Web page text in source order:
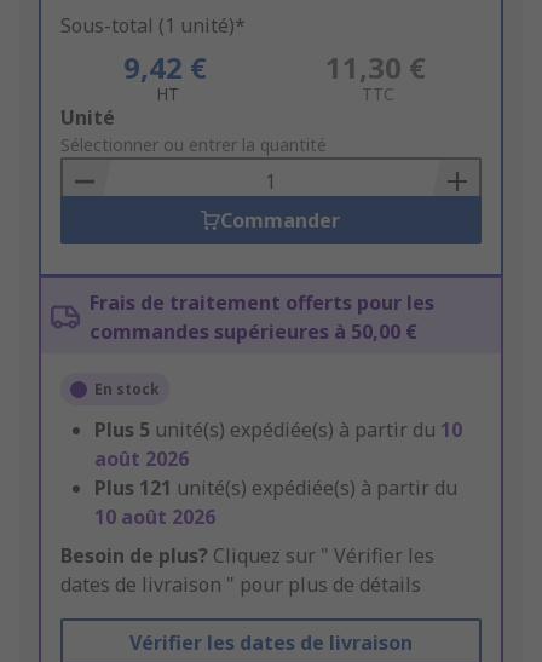
Sous-total (1 unité)*
9,42 €
HT
11,30 €
TTC
Add
to
Basket
Unité
Sélectionner ou entrer la quantité
Commander
Frais de traitement offerts pour les
commandes supérieures à 50,00 €
En stock
Plus 5 unité(s) expédiée(s) à partir du 10
août 2026
Plus 121 unité(s) expédiée(s) à partir du
10 août 2026
Besoin de plus? Cliquez sur " Vérifier les
dates de livraison " pour plus de détails
Vérifier les dates de livraison